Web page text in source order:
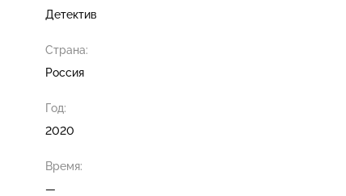
Детектив
Страна:
Россия
Год:
2020
Время:
—